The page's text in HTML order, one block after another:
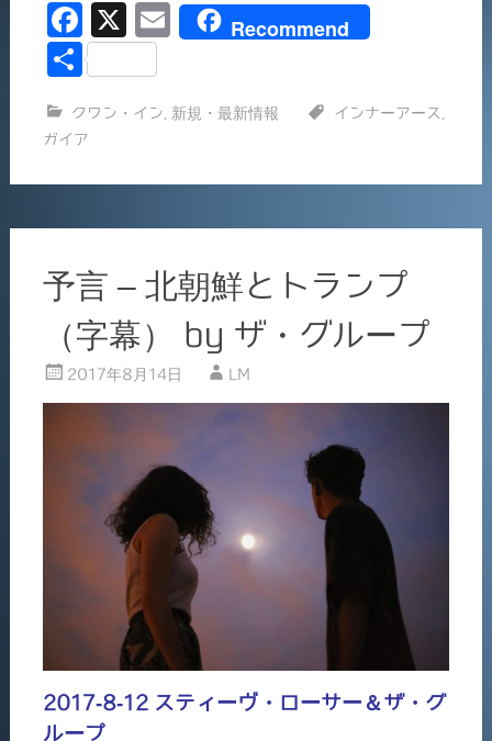
F
a
e
o
o
k
X
E
l
Recommend
共
クワン・イン 新規・最新情報 インナーアース
ガイア
予言 – 北朝鮮とトランプ
（字幕） by ザ・グループ
2017年8月14日 LM
2017-8-12 スティーヴ・ローサー＆ザ・グ
ループ